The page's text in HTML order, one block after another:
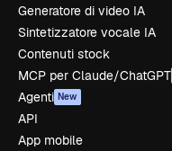
Generatore di video IA
Sintetizzatore vocale IA
Contenuti stock
MCP per Claude/ChatGPT
Agenti New
API
App mobile